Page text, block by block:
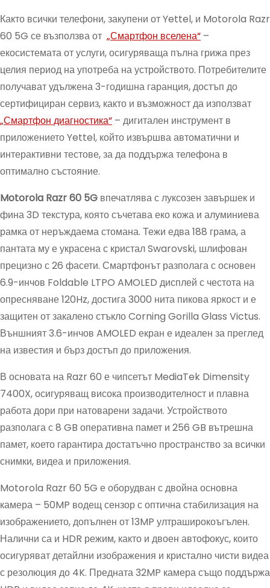
Както всички телефони, закупени от Yettel, и Motorola Razr
60 5G се възползва от „Смартфон вселена“ –
екосистемата от услуги, осигуряваща пълна грижа през
целия период на употреба на устройството. Потребителите
получават удължена 3-годишна гаранция, достъп до
сертифициран сервиз, както и възможност да използват
„Смартфон диагностика“ – дигитален инструмент в
приложението Yettel, който извършва автоматични и
интерактивни тестове, за да поддържа телефона в
оптимално състояние.
Motorola Razr 60 5G впечатлява с луксозен завършек и
фина 3D текстура, която съчетава еко кожа и алуминиева
рамка от неръждаема стомана. Тежи едва 188 грама, а
пантата му е украсена с кристал Swarovski, шлифован
прецизно с 26 фасети. Смартфонът разполага с основен
6.9-инчов Foldable LTPO AMOLED дисплей с честота на
опресняване 120Hz, достига 3000 нита пикова яркост и е
защитен от закалено стъкло Corning Gorilla Glass Victus.
Външният 3.6-инчов AMOLED екран е идеален за преглед
на известия и бърз достъп до приложения.
В основата на Razr 60 е чипсетът MediaTek Dimensity
7400X, осигуряващ висока производителност и плавна
работа дори при натоварени задачи. Устройството
разполага с 8 GB оперативна памет и 256 GB вътрешна
памет, което гарантира достатъчно пространство за всички
снимки, видеа и приложения.
Motorola Razr 60 5G е оборудван с двойна основна
камера – 50MP водещ сензор с оптична стабилизация на
изображението, допълнен от 13MP ултраширокоъгълен.
Налични са и HDR режим, както и двоен автофокус, които
осигуряват детайлни изображения и кристално чисти видеа
с резолюция до 4K. Предната 32MP камера също поддържа